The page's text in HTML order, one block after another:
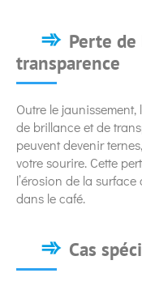
Perte
transparence
Outre le
de brillance et de
peuvent devenir
votre sourire. Cette
l’érosion de la
dans le café.
Cas